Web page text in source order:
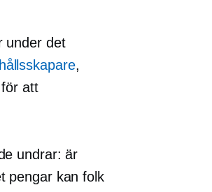
under det
,
att
undrar: är
pengar kan folk